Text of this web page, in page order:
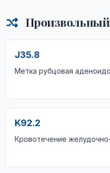
J35.8
Метка рубцовая
K92.2
Кровотечение